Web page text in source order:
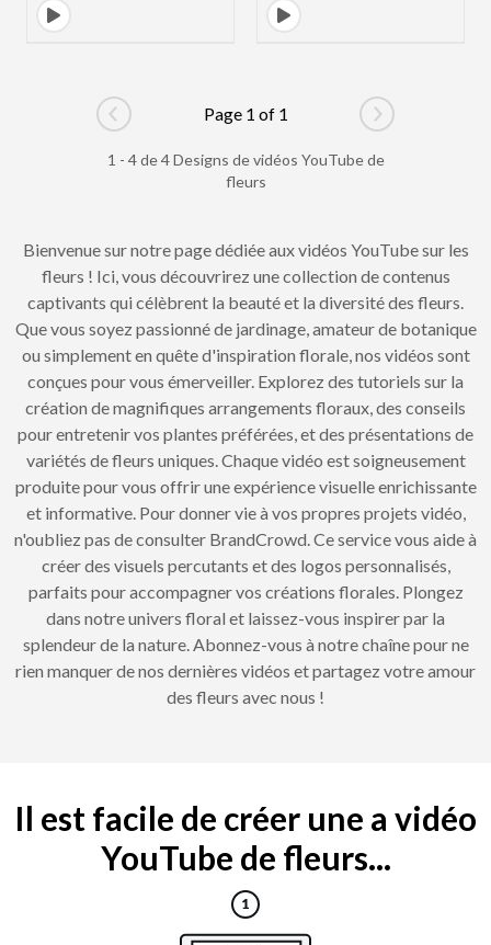
Go to previous page
Page 1 of 1
Go to next
1 - 4 de 4 Designs de vidéos YouTube de
fleurs
Bienvenue sur notre page dédiée aux vidéos YouTube sur les
fleurs ! Ici, vous découvrirez une collection de contenus
captivants qui célèbrent la beauté et la diversité des fleurs.
Que vous soyez passionné de jardinage, amateur de botanique
ou simplement en quête d'inspiration florale, nos vidéos sont
conçues pour vous émerveiller. Explorez des tutoriels sur la
création de magnifiques arrangements floraux, des conseils
pour entretenir vos plantes préférées, et des présentations de
variétés de fleurs uniques. Chaque vidéo est soigneusement
produite pour vous offrir une expérience visuelle enrichissante
et informative. Pour donner vie à vos propres projets vidéo,
n'oubliez pas de consulter BrandCrowd. Ce service vous aide à
créer des visuels percutants et des logos personnalisés,
parfaits pour accompagner vos créations florales. Plongez
dans notre univers floral et laissez-vous inspirer par la
splendeur de la nature. Abonnez-vous à notre chaîne pour ne
rien manquer de nos dernières vidéos et partagez votre amour
des fleurs avec nous !
Il est facile de créer une a vidéo
YouTube de fleurs...